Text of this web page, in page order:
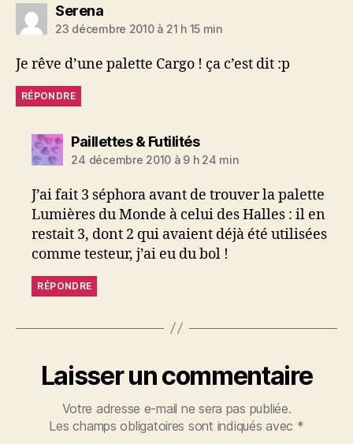
Serenadit :
23 décembre 2010 à 21 h 15 min
Je rêve d’une palette Cargo ! ça c’est dit :p
RÉPONDRE
Paillettes & Futilitésdit :
24 décembre 2010 à 9 h 24 min
J’ai fait 3 séphora avant de trouver la palette
Lumières du Monde à celui des Halles : il en
restait 3, dont 2 qui avaient déjà été utilisées
comme testeur, j’ai eu du bol !
RÉPONDRE
Laisser un commentaire
Votre adresse e-mail ne sera pas publiée.
Les champs obligatoires sont indiqués avec *